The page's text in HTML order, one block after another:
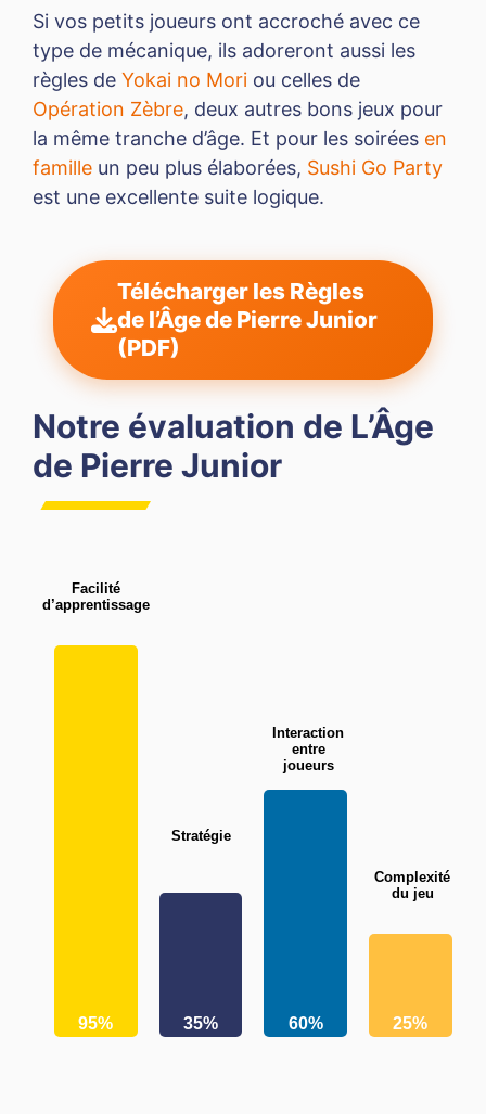
Si vos petits joueurs ont accroché avec ce
type de mécanique, ils adoreront aussi les
règles de Yokai no Mori ou celles de
Opération Zèbre, deux autres bons jeux pour
la même tranche d’âge. Et pour les soirées en
famille un peu plus élaborées, Sushi Go Party
est une excellente suite logique.
Télécharger les Règles
de l’Âge de Pierre Junior
(PDF)
Notre évaluation de L’Âge
de Pierre Junior
95%
Facilité
d’apprentissage
35%
Stratégie
60%
Interaction
entre
joueurs
25%
Complexité
du jeu